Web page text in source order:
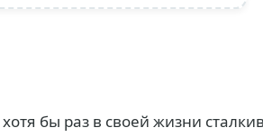
бы раз в своей жизни